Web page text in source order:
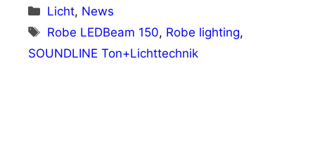
Kategorien
Licht, News
Schlagwörter
Robe LEDBeam 150, Robe lighting,
SOUNDLINE Ton+Lichttechnik